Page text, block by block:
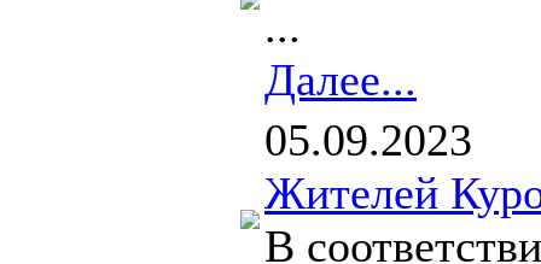
...
Далее...
05.09.2023
Жителей
В